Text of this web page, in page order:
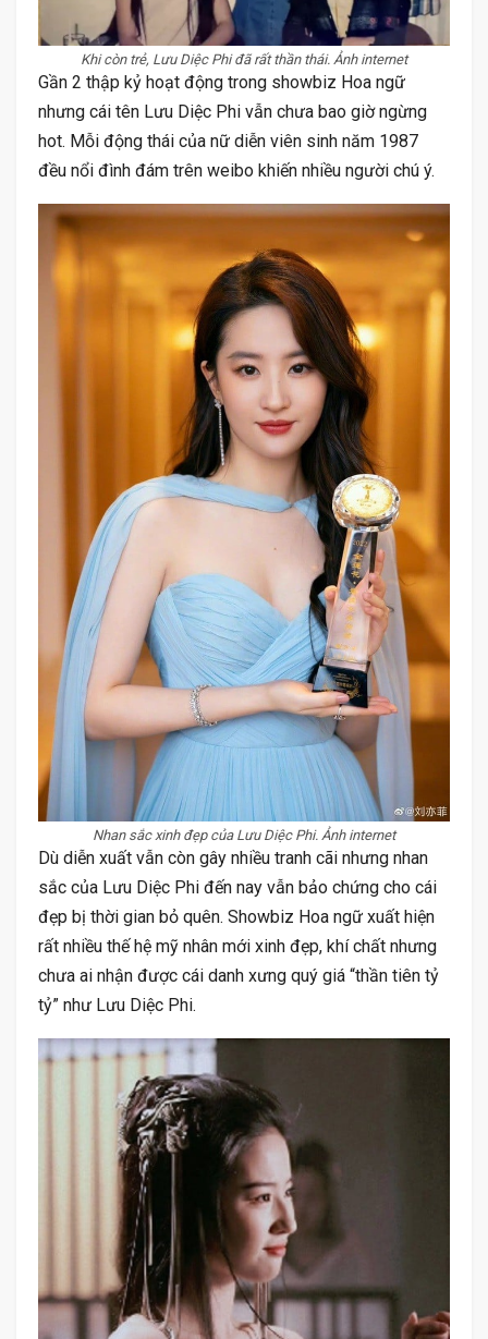
Khi còn trẻ, Lưu Diệc Phi đã rất thần thái. Ảnh internet
Gần 2 thập kỷ hoạt động trong showbiz Hoa ngữ
nhưng cái tên Lưu Diệc Phi vẫn chưa bao giờ ngừng
hot. Mỗi động thái của nữ diễn viên sinh năm 1987
đều nổi đình đám trên weibo khiến nhiều người chú ý.
Nhan sắc xinh đẹp của Lưu Diệc Phi. Ảnh internet
Dù diễn xuất vẫn còn gây nhiều tranh cãi nhưng nhan
sắc của Lưu Diệc Phi đến nay vẫn bảo chứng cho cái
đẹp bị thời gian bỏ quên. Showbiz Hoa ngữ xuất hiện
rất nhiều thế hệ mỹ nhân mới xinh đẹp, khí chất nhưng
chưa ai nhận được cái danh xưng quý giá “thần tiên tỷ
tỷ” như Lưu Diệc Phi.